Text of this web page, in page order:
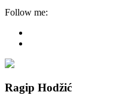
Follow me:
Ragip Hodžić